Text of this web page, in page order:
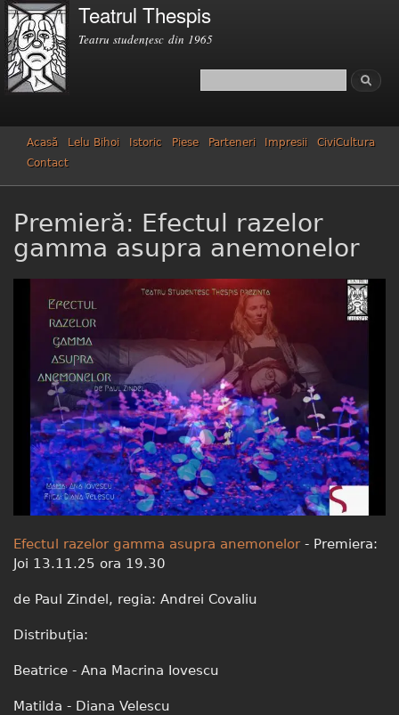
Mergi la
conţinutul
principal
Teatrul Thespis
Teatru studenţesc din 1965
Formular de căutare
Căutare
Acasă Lelu Bihoi Istoric Piese Parteneri Impresii
CiviCultura
Contact
Premieră: Efectul razelor
gamma asupra anemonelor
Efectul razelor gamma asupra anemonelor - Premiera:
Joi 13.11.25 ora 19.30
de Paul Zindel, regia: Andrei Covaliu
Distribuția:
Beatrice - Ana Macrina Iovescu
Matilda - Diana Velescu